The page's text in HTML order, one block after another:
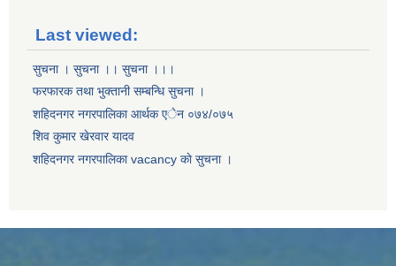
Last viewed:
सुचना । सुचना ।। सुचना ।।।
फरफारक तथा भुक्तानी सम्बन्धि सुचना ।
शहिदनगर नगरपालिका आर्थक एेन ०७४/०७५
शिव कुमार खेरवार यादव
शहिदनगर नगरपालिका vacancy काे सुचना ।